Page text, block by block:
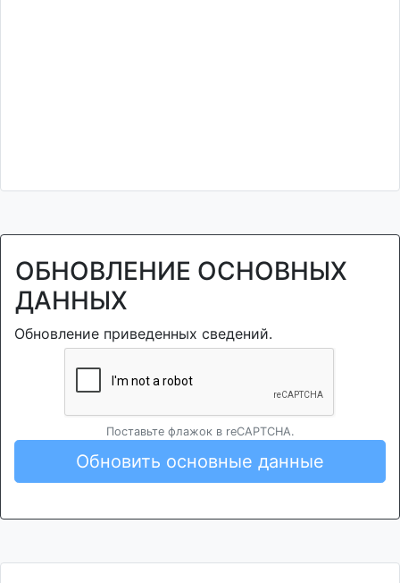
ОБНОВЛЕНИЕ ОСНОВНЫХ
ДАННЫХ
Обновление приведенных сведений.
Поставьте флажок в reCAPTCHA.
Обновить основные данные